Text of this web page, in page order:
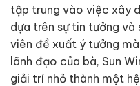
tập trung vào việc xây
dựa trên sự tin tưởng và
viên đề xuất ý tưởng
lãnh đạo của bà, Sun
giải trí nhỏ thành một